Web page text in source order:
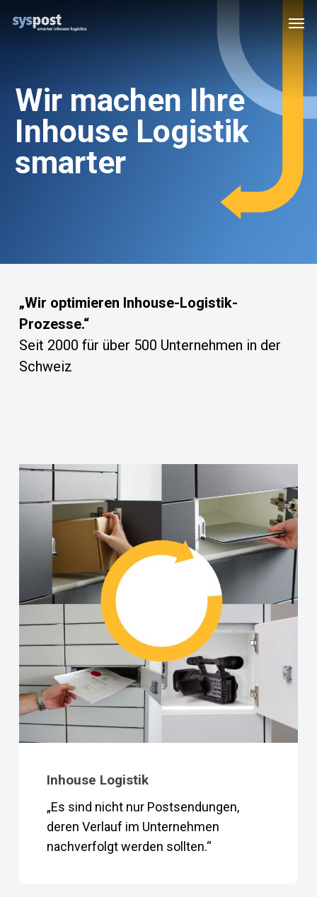
Wir machen Ihre
Inhouse Logistik
smarter
„Wir optimieren Inhouse-Logistik-
Prozesse.“
Seit 2000 für über 500 Unternehmen in der
Schweiz
Inhouse Logistik
„Es sind nicht nur Postsendungen,
deren Verlauf im Unternehmen
nachverfolgt werden sollten.“